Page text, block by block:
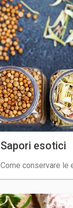
Sapori esotici
Come conservare le